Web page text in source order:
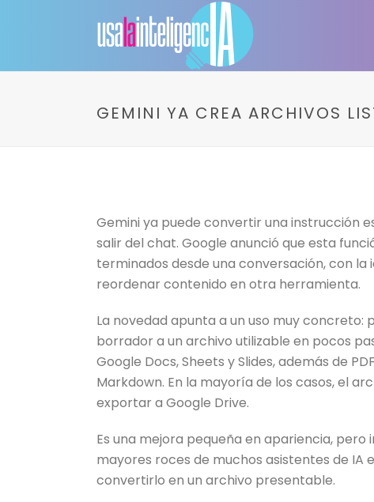
GEMINI YA CREA ARCHIVOS
Gemini ya puede convertir una instrucción
salir del chat. Google anunció que esta
terminados desde una conversación, con
reordenar contenido en otra herramienta.
La novedad apunta a un uso muy concreto:
borrador a un archivo utilizable en pocos
Google Docs, Sheets y Slides, además de
Markdown. En la mayoría de los casos, el
exportar a Google Drive.
Es una mejora pequeña en apariencia,
mayores roces de muchos asistentes de
convertirlo en un archivo presentable.